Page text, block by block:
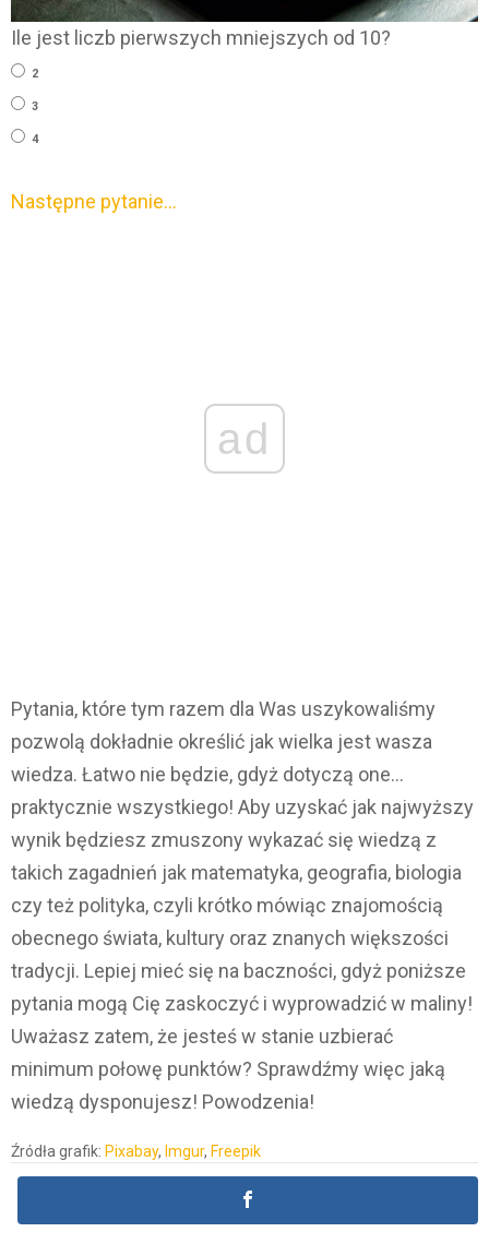
Ile jest liczb pierwszych mniejszych od 10?
2
3
4
Następne pytanie…
ad
Pytania, które tym razem dla Was uszykowaliśmy
pozwolą dokładnie określić jak wielka jest wasza
wiedza. Łatwo nie będzie, gdyż dotyczą one…
praktycznie wszystkiego! Aby uzyskać jak najwyższy
wynik będziesz zmuszony wykazać się wiedzą z
takich zagadnień jak matematyka, geografia, biologia
czy też polityka, czyli krótko mówiąc znajomością
obecnego świata, kultury oraz znanych większości
tradycji. Lepiej mieć się na baczności, gdyż poniższe
pytania mogą Cię zaskoczyć i wyprowadzić w maliny!
Uważasz zatem, że jesteś w stanie uzbierać
minimum połowę punktów? Sprawdźmy więc jaką
wiedzą dysponujesz! Powodzenia!
Źródła grafik: Pixabay, Imgur, Freepik